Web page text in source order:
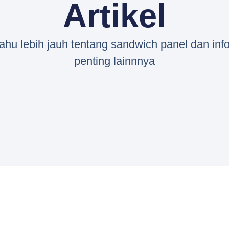
Artikel
lebih jauh tentang sandwich panel dan
penting lainnnya